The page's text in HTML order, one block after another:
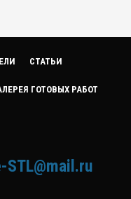
СТАТЬИ
ГОТОВЫХ РАБОТ
STL@mail.ru